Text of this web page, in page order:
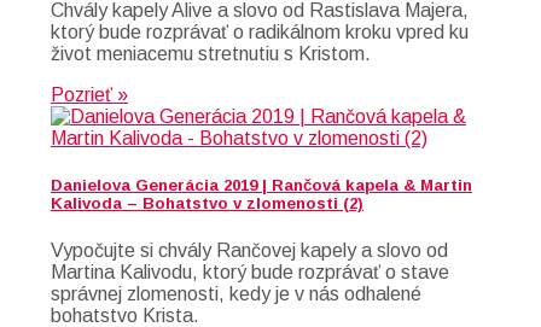
Chvály kapely Alive a slovo od Rastislava Majera,
ktorý bude rozprávať o radikálnom kroku vpred ku
život meniacemu stretnutiu s Kristom.
Pozrieť »
Danielova Generácia 2019 | Rančová kapela & Martin
Kalivoda – Bohatstvo v zlomenosti (2)
Vypočujte si chvály Rančovej kapely a slovo od
Martina Kalivodu, ktorý bude rozprávať o stave
správnej zlomenosti, kedy je v nás odhalené
bohatstvo Krista.